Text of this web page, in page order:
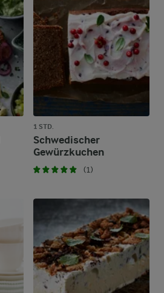
1 STD.
Schwedischer
Gewürzkuchen
(1)